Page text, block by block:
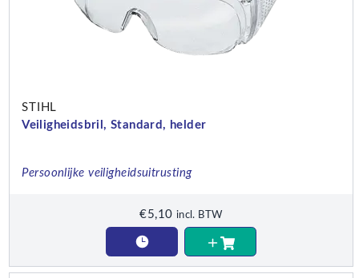
STIHL
Veiligheidsbril, Standard, helder
Persoonlijke veiligheidsuitrusting
€5,10 incl. BTW